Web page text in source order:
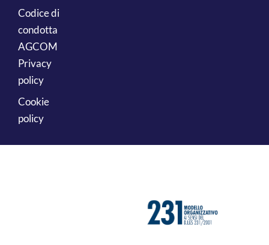
Codice di
condotta
AGCOM
Privacy
policy
Cookie
policy